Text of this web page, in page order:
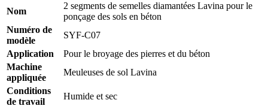
Nom
2 segments de semelles diamantées Lavina pour le
ponçage des sols en béton
Numéro de
modèle
SYF-C07
Application
Pour le broyage des pierres et du béton
Machine
appliquée
Meuleuses de sol Lavina
Conditions
de travail
Humide et sec